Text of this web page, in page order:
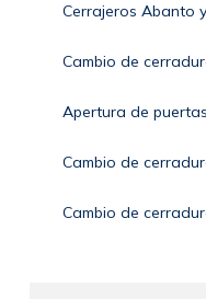
Cerrajeros Abanto
Cambio de
Apertura de
Cambio de
Cambio de